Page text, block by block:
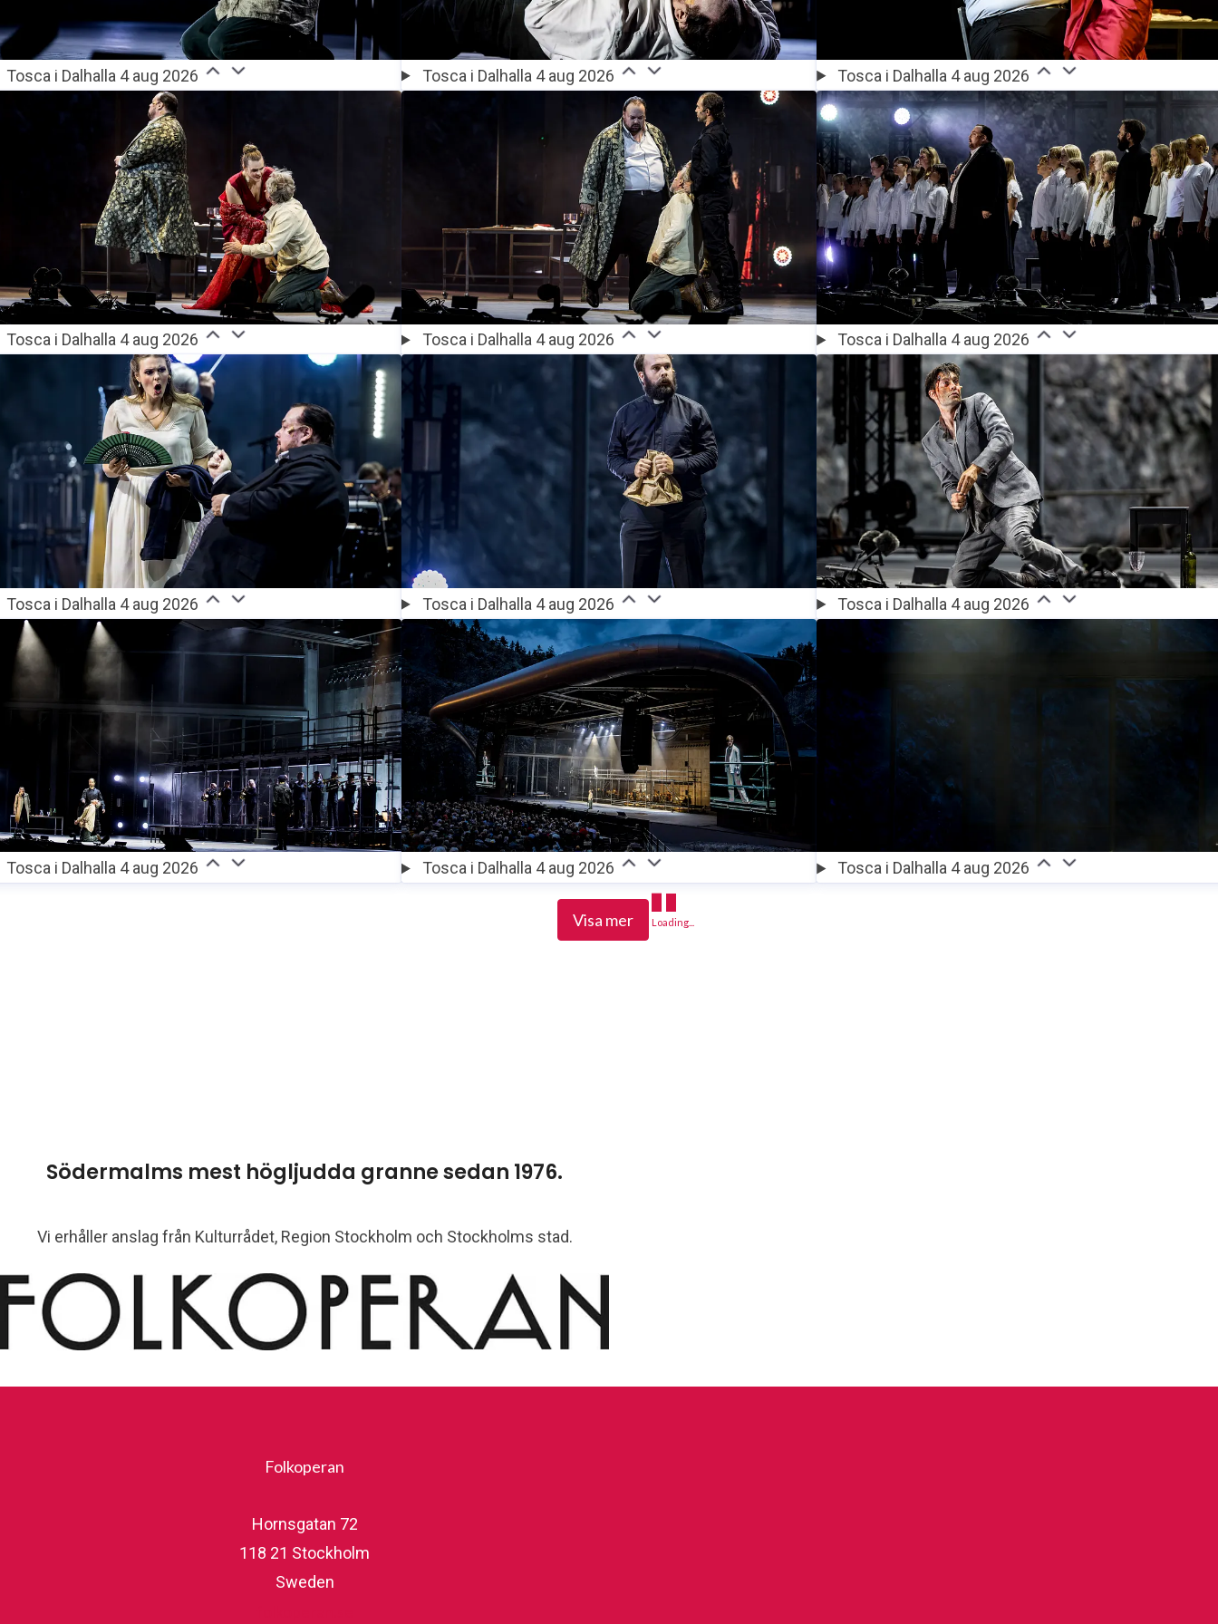
Tosca i Dalhalla 4 aug 2026 Tosca i Dalhalla 4 aug 2026 Tosca i Dalhalla 4 aug 2026
Tosca i Dalhalla 4 aug 2026 Tosca i Dalhalla 4 aug 2026 Tosca i Dalhalla 4 aug 2026
Tosca i Dalhalla 4 aug 2026 Tosca i Dalhalla 4 aug 2026 Tosca i Dalhalla 4 aug 2026
Tosca i Dalhalla 4 aug 2026 Tosca i Dalhalla 4 aug 2026 Tosca i Dalhalla 4 aug 2026
Visa mer Loading...
Södermalms mest högljudda granne sedan 1976.
Vi erhåller anslag från Kulturrådet, Region Stockholm och Stockholms stad.
Folkoperan
Hornsgatan 72
118 21 Stockholm
Sweden